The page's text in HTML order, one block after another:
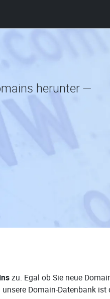
herunter —
zu. Egal ob Sie neue
Domain-Datenbank